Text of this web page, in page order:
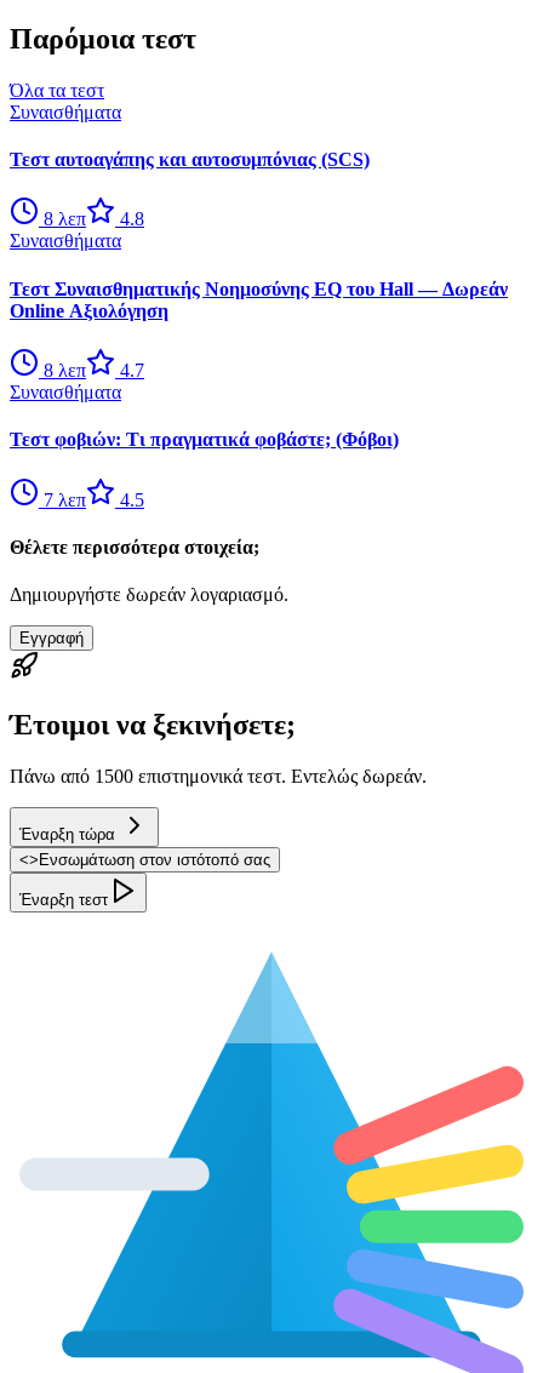
Παρόμοια τεστ
Όλα τα τεστ
Συναισθήματα
Τεστ αυτοαγάπης και αυτοσυμπόνιας (SCS)
8 λεπ
4.8
Συναισθήματα
Τεστ Συναισθηματικής Νοημοσύνης EQ του Hall — Δωρεάν
Online Αξιολόγηση
8 λεπ
4.7
Συναισθήματα
Τεστ φοβιών: Τι πραγματικά φοβάστε; (Φόβοι)
7 λεπ 4.5
Θέλετε περισσότερα στοιχεία;
Δημιουργήστε δωρεάν λογαριασμό.
Εγγραφή
Έτοιμοι να ξεκινήσετε;
Πάνω από 1500 επιστημονικά τεστ. Εντελώς δωρεάν.
Έναρξη τώρα
<> Ενσωμάτωση στον ιστότοπό σας
Έναρξη τεστ